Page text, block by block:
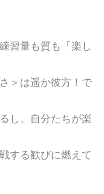
習量も質も「楽し
＞は遥か彼方！で
し、自分たちが楽
する歓びに燃えて